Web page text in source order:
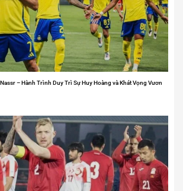
– Hành Trình Duy Trì Sự Huy Hoàng và Khát Vọng Vươn